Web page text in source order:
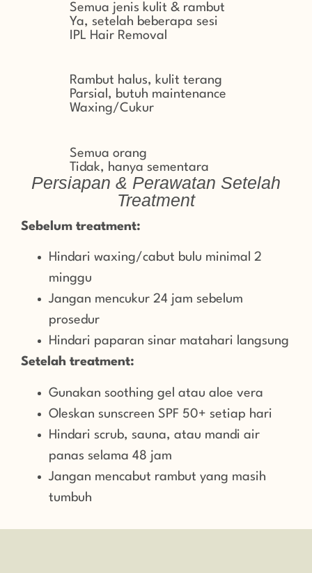
Semua jenis kulit & rambut
Ya, setelah beberapa sesi
IPL Hair Removal
Rambut halus, kulit terang
Parsial, butuh maintenance
Waxing/Cukur
Semua orang
Tidak, hanya sementara
Persiapan & Perawatan Setelah
Treatment
Sebelum treatment:
Hindari waxing/cabut bulu minimal 2
minggu
Jangan mencukur 24 jam sebelum
prosedur
Hindari paparan sinar matahari langsung
Setelah treatment:
Gunakan soothing gel atau aloe vera
Oleskan sunscreen SPF 50+ setiap hari
Hindari scrub, sauna, atau mandi air
panas selama 48 jam
Jangan mencabut rambut yang masih
tumbuh